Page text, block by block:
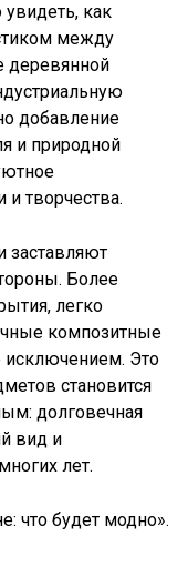
как
между
деревянной
добавление
и природной
и творчества.
заставляют
Более
легко
композитные
исключением. Это
становится
долговечная
вид и
лет.